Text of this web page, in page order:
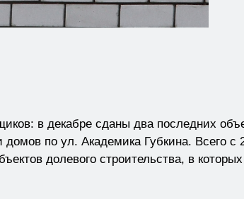
в декабре сданы два последних
по ул. Академика Губкина. Всего с
долевого строительства, в которых